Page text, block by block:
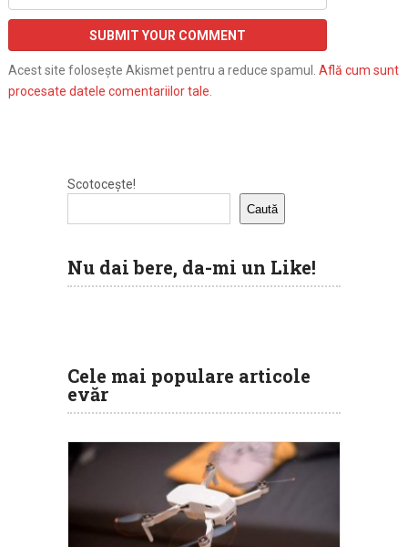
Acest site folosește Akismet pentru a reduce spamul. Află cum sunt
procesate datele comentariilor tale
Scotocește!
Caută
Nu dai bere, da-mi un Like!
Cele mai populare articole
evăr